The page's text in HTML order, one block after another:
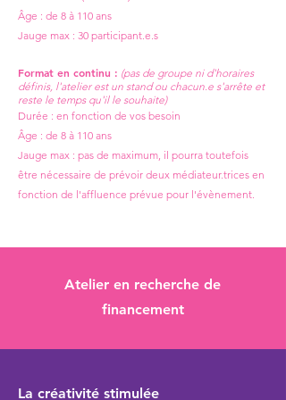
Âge : de 8 à 110 ans
Jauge max : 30 participant.e.s
Format en continu : (pas de groupe ni d'horaires
définis, l'atelier est un stand ou chacun.e s'arrête et
reste le temps qu'il le souhaite)
​Durée : en fonction de vos besoin
Âge : de 8 à 110 ans
Jauge max : pas de maximum, il pourra toutefois
être nécessaire de prévoir deux médiateur.trices en
fonction de l'affluence prévue pour l'évènement.
Atelier en recherche de
financement
La créativité stimulée